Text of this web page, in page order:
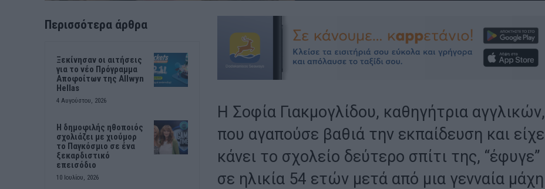
Περισσότερα άρθρα
Ξεκίνησαν οι αιτήσεις
για το νέο Πρόγραμμα
Αποφοίτων της Allwyn
Hellas
4 Αυγούστου, 2026
Η δημοφιλής ηθοποιός
σχολιάζει με χιούμορ
το Παγκόσμιο σε ένα
ξεκαρδιστικό
επεισόδιο
10 Ιουλίου, 2026
Η Σοφία Γιακμογλίδου, καθηγήτρια αγγλικών,
που αγαπούσε βαθιά την εκπαίδευση και είχε
κάνει το σχολείο δεύτερο σπίτι της, “έφυγε”
σε ηλικία 54 ετών μετά από μια γενναία μάχη